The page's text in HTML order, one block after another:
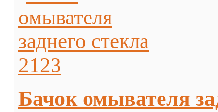
Бачок омывателя